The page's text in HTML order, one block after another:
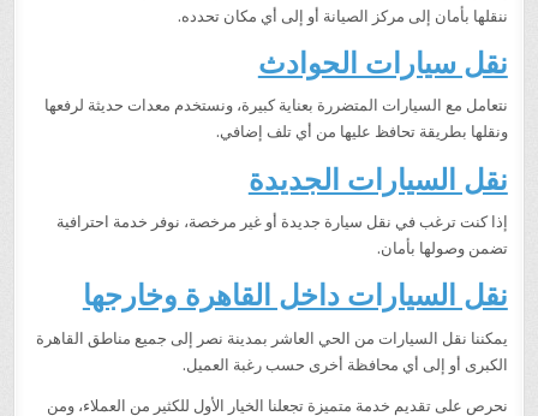
ننقلها بأمان إلى مركز الصيانة أو إلى أي مكان تحدده.
نقل سيارات الحوادث
نتعامل مع السيارات المتضررة بعناية كبيرة، ونستخدم معدات حديثة لرفعها
ونقلها بطريقة تحافظ عليها من أي تلف إضافي.
نقل السيارات الجديدة
إذا كنت ترغب في نقل سيارة جديدة أو غير مرخصة، نوفر خدمة احترافية
تضمن وصولها بأمان.
نقل السيارات داخل القاهرة وخارجها
يمكننا نقل السيارات من الحي العاشر بمدينة نصر إلى جميع مناطق القاهرة
الكبرى أو إلى أي محافظة أخرى حسب رغبة العميل.
نحرص على تقديم خدمة متميزة تجعلنا الخيار الأول للكثير من العملاء، ومن